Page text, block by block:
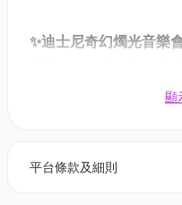
✨迪士尼奇幻燭光音樂
時間：18:30, 20:30（
票類
顯
平台條款及細則